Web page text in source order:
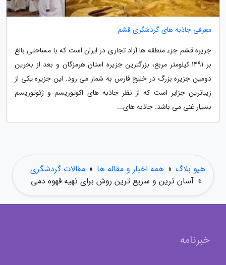
معرفی جاذبه های گردشگری قشم
جزیره قشم جزء منطقه ها آزاد تجاری در ایران است که با مساحتی بالغ
بر 1491 کیلومتر مربع، بزرگترین جزیره استان هرمزگان و بعد از بحرین
دومین جزیره بزرگ در خلیج فارس به شمار می رود. این جزیره یکی از
زیباترین جزایر است که از نظر جاذبه های اکوتوریسم و ژئوتوریسم
بسیار غنی می باشد. جاذبه های...
هیو بلاگ » همه اخبار و مقاله ها » مقالات گردشگری
» آسان ترین و سریع ترین روش برای تهیه قهوه دمی
خبرنامه